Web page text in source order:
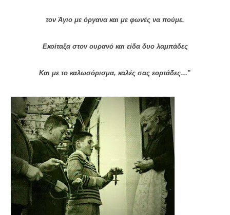
τον Άγιο με όργανα και με φωνές να πούμε.
Εκοίταξα στον ουρανό και είδα δυο λαμπάδες
Και με το καλωσόρισμα, καλές σας εορτάδες…”